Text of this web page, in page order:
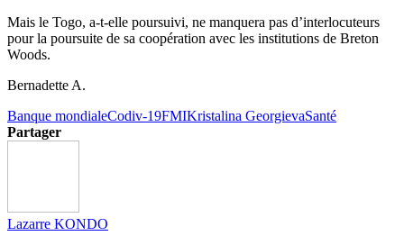
Mais le Togo, a-t-elle poursuivi, ne manquera pas d’interlocuteurs
pour la poursuite de sa coopération avec les institutions de Breton
Woods.
Bernadette A.
Banque mondialeCodiv-19FMIKristalina GeorgievaSanté
Partager
Lazarre KONDO